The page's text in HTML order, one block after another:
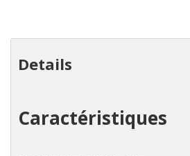
Details
Caractéristiques